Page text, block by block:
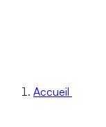
Accueil